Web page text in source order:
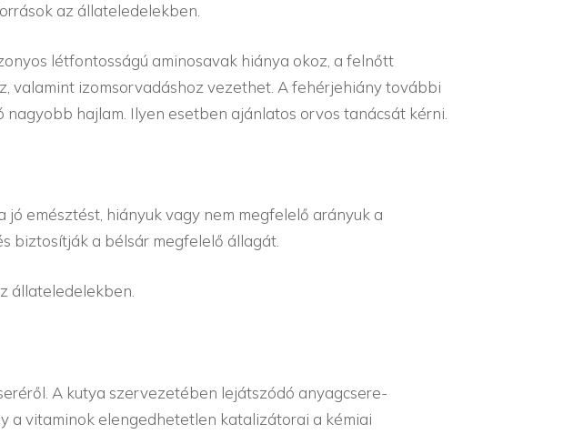
az állateledelekben.
létfontosságú aminosavak hiánya okoz, a felnőtt
valamint izomsorvadáshoz vezethet. A fehérjehiány további
hajlam. Ilyen esetben ajánlatos orvos tanácsát kérni.
emésztést, hiányuk vagy nem megfelelő arányuk a
biztosítják a bélsár megfelelő állagát.
állateledelekben.
A kutya szervezetében lejátszódó anyagcsere-
a vitaminok elengedhetetlen katalizátorai a kémiai